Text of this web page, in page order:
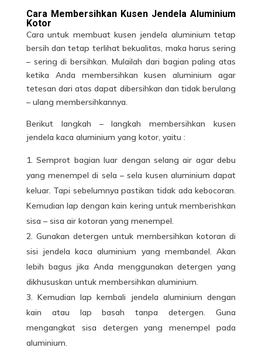
Cara Membersihkan Kusen Jendela Aluminium
Kotor
Cara untuk membuat kusen jendela aluminium tetap
bersih dan tetap terlihat bekualitas, maka harus sering
– sering di bersihkan. Mulailah dari bagian paling atas
ketika Anda membersihkan kusen aluminium agar
tetesan dari atas dapat dibersihkan dan tidak berulang
– ulang membersihkannya.
Berikut langkah – langkah membersihkan kusen
jendela kaca aluminium yang kotor, yaitu :
Semprot bagian luar dengan selang air agar debu
yang menempel di sela – sela kusen aluminium dapat
keluar. Tapi sebelumnya pastikan tidak ada kebocoran.
Kemudian lap dengan kain kering untuk memberishkan
sisa – sisa air kotoran yang menempel.
Gunakan detergen untuk membersihkan kotoran di
sisi jendela kaca aluminium yang membandel. Akan
lebih bagus jika Anda menggunakan detergen yang
dikhususkan untuk membersihkan aluminium.
Kemudian lap kembali jendela aluminium dengan
kain atau lap basah tanpa detergen. Guna
mengangkat sisa detergen yang menempel pada
aluminium.